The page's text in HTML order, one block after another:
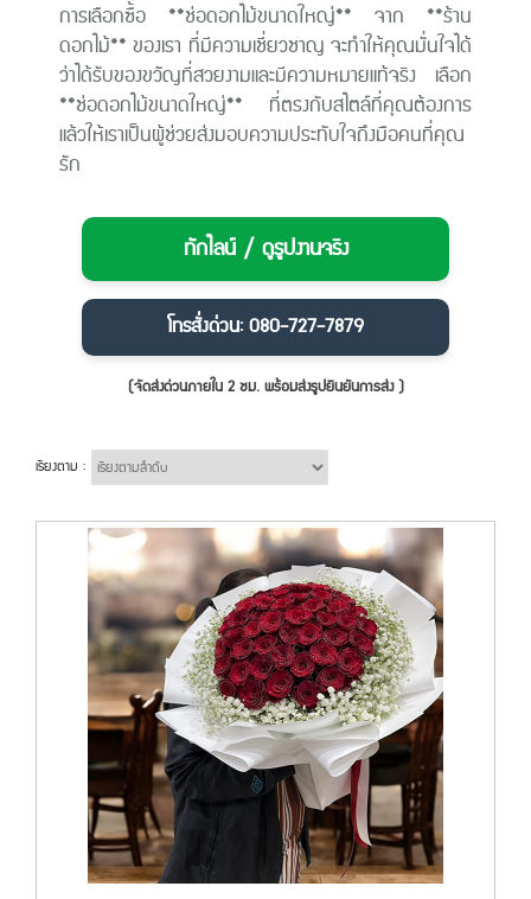
การเลือกซื้อ **ช่อดอกไม้ขนาดใหญ่** จาก **ร้าน
ดอกไม้** ของเรา ที่มีความเชี่ยวชาญ จะทำให้คุณมั่นใจได้
ว่าได้รับของขวัญที่สวยงามและมีความหมายแท้จริง เลือก
**ช่อดอกไม้ขนาดใหญ่** ที่ตรงกับสไตล์ที่คุณต้องการ
แล้วให้เราเป็นผู้ช่วยส่งมอบความประทับใจถึงมือคนที่คุณ
รัก
ทักไลน์ / ดูรูปงานจริง
โทรสั่งด่วน: 080-727-7879
(จัดส่งด่วนภายใน 2 ชม. พร้อมส่งรูปยืนยันการส่ง )
เรียงตาม :